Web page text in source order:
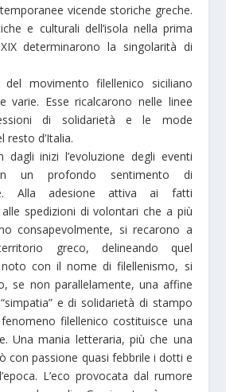
vicende storiche greche.
e culturali dell’isola nella prima
determinarono la singolarità di
del movimento filellenico siciliano
varie. Esse ricalcarono nelle linee
di solidarietà e le mode
resto d’Italia.
dagli inizi l’evoluzione degli eventi
un profondo sentimento di
Alla adesione attiva ai fatti
spedizioni di volontari che a più
consapevolmente, si recarono a
greco, delineando quel
con il nome di filellenismo, si
se non parallelamente, una affine
e di solidarietà di stampo
filellenico costituisce una
Una mania letteraria, più che una
con passione quasi febbrile i dotti e
L’eco provocata dal rumore